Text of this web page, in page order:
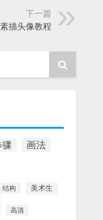
下一篇
描头像教程
骤 画法
结构 美术生
高清